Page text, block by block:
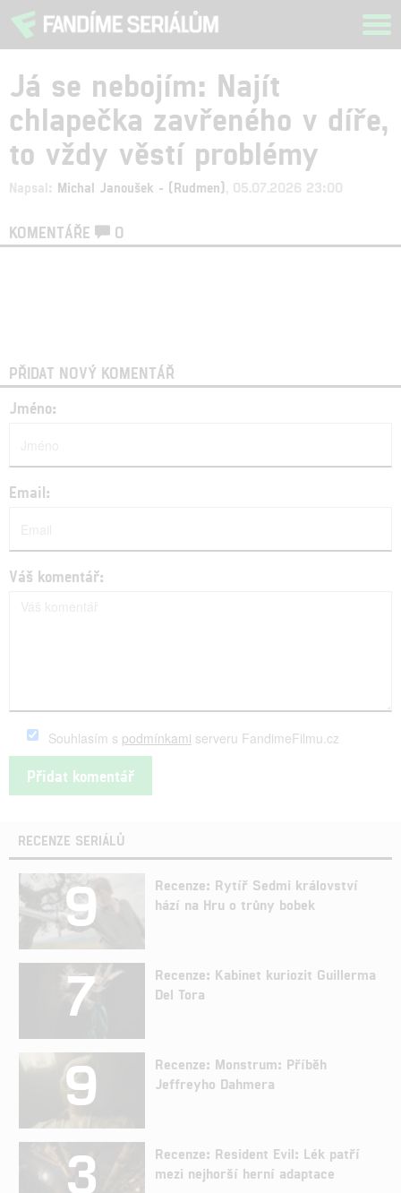
Já se nebojím: Najít
chlapečka zavřeného v díře,
to vždy věstí problémy
Napsal: Michal Janoušek - (Rudmen) , 05.07.2026 23:00
KOMENTÁŘE 0
PŘIDAT NOVÝ KOMENTÁŘ
Jméno:
Email:
Váš komentář:
Souhlasím s podmínkami serveru FandimeFilmu.cz
RECENZE SERIÁLŮ
9
Recenze: Rytíř Sedmi království
hází na Hru o trůny bobek
7
Recenze: Kabinet kuriozit Guillerma
Del Tora
9
Recenze: Monstrum: Příběh
Jeffreyho Dahmera
3
Recenze: Resident Evil: Lék patří
mezi nejhorší herní adaptace